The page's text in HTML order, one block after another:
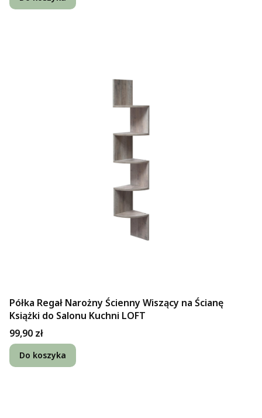
Półka Regał Narożny Ścienny Wiszący na Ścianę
Książki do Salonu Kuchni LOFT
Cena
99,90 zł
Do koszyka